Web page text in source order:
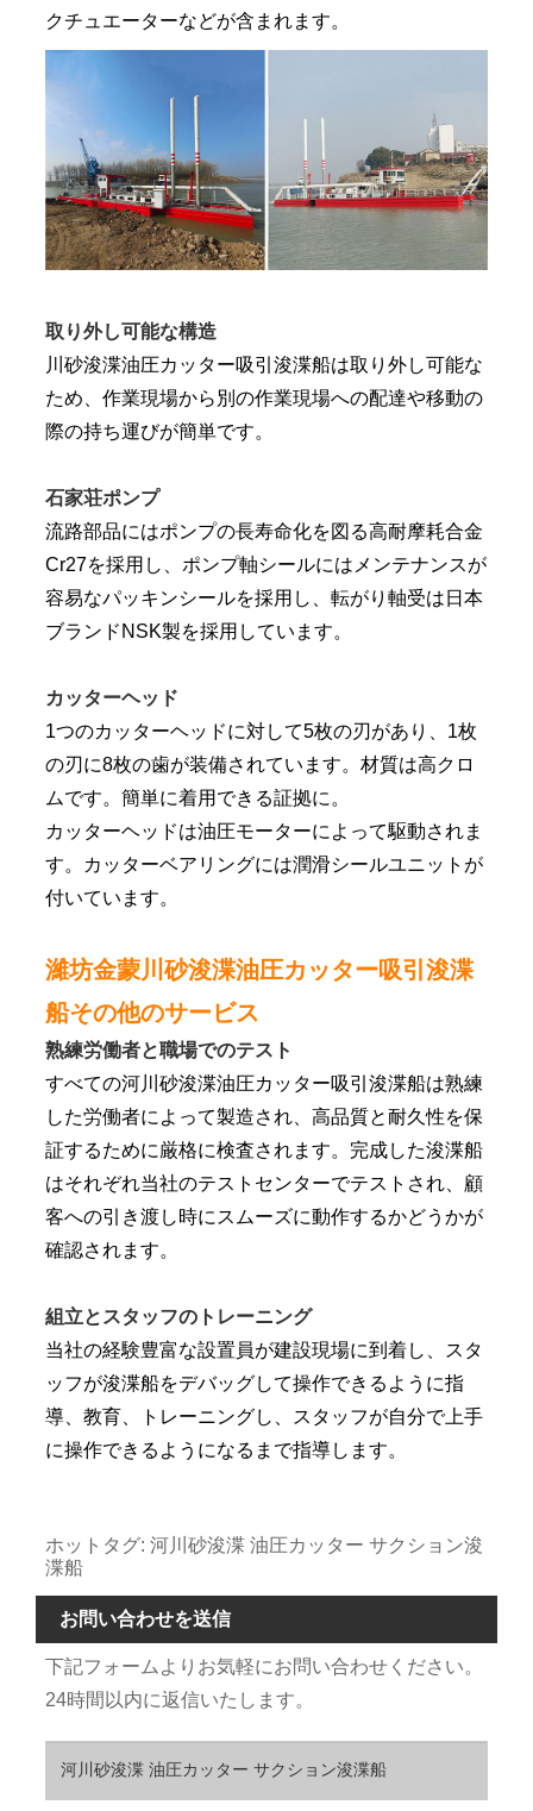
クチュエーターなどが含まれます。
取り外し可能な構造
川砂浚渫油圧カッター吸引浚渫船は取り外し可能な
ため、作業現場から別の作業現場への配達や移動の
際の持ち運びが簡単です。
石家荘ポンプ
流路部品にはポンプの長寿命化を図る高耐摩耗合金
Cr27を採用し、ポンプ軸シールにはメンテナンスが
容易なパッキンシールを採用し、転がり軸受は日本
ブランドNSK製を採用しています。
カッターヘッド
1つのカッターヘッドに対して5枚の刃があり、1枚
の刃に8枚の歯が装備されています。材質は高クロ
ムです。簡単に着用できる証拠に。
カッターヘッドは油圧モーターによって駆動されま
す。カッターベアリングには潤滑シールユニットが
付いています。
濰坊金蒙川砂浚渫油圧カッター吸引浚渫
船その他のサービス
熟練労働者と職場でのテスト
すべての河川砂浚渫油圧カッター吸引浚渫船は熟練
した労働者によって製造され、高品質と耐久性を保
証するために厳格に検査されます。完成した浚渫船
はそれぞれ当社のテストセンターでテストされ、顧
客への引き渡し時にスムーズに動作するかどうかが
確認されます。
組立とスタッフのトレーニング
当社の経験豊富な設置員が建設現場に到着し、スタ
ッフが浚渫船をデバッグして操作できるように指
導、教育、トレーニングし、スタッフが自分で上手
に操作できるようになるまで指導します。
ホットタグ: 河川砂浚渫 油圧カッター サクション浚
渫船
お問い合わせを送信
下記フォームよりお気軽にお問い合わせください。
24時間以内に返信いたします。